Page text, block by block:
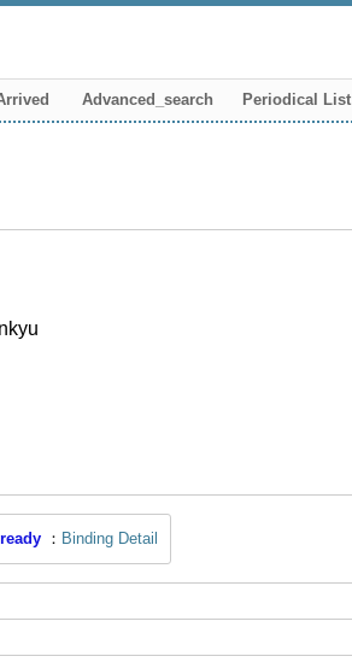
Advanced_search Periodical List
Binding Detail